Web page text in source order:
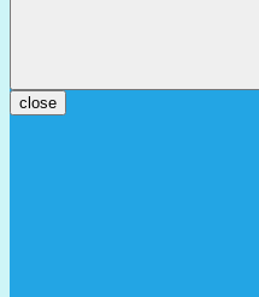
close